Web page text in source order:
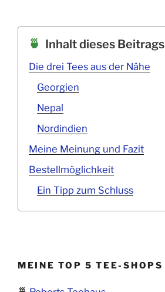
Inhalt dieses Beitrags
Die drei Tees aus der Nähe
Georgien
Nepal
Nordindien
Meine Meinung und Fazit
Bestellmöglichkeit
Ein Tipp zum Schluss
MEINE TOP 5 TEE-SHOPS